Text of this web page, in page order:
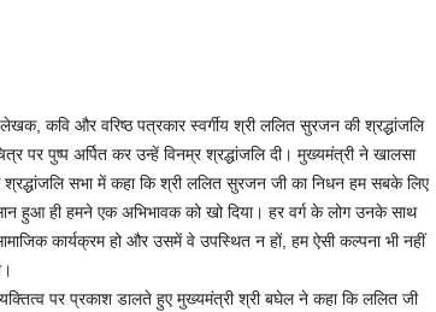
कवि और वरिष्ठ पत्रकार स्वर्गीय श्री ललित सुरजन की श्रद्धांजलि
पर पुष्प अर्पित कर उन्हें विनम्र श्रद्धांजलि दी। मुख्यमंत्री ने खालसा
सभा में कहा कि श्री ललित सुरजन जी का निधन हम सबके लिए
हुआ ही हमने एक अभिभावक को खो दिया। हर वर्ग के लोग उनके साथ
कार्यक्रम हो और उसमें वे उपस्थित न हों, हम ऐसी कल्पना भी नहीं
पर प्रकाश डालते हुए मुख्यमंत्री श्री बघेल ने कहा कि ललित जी